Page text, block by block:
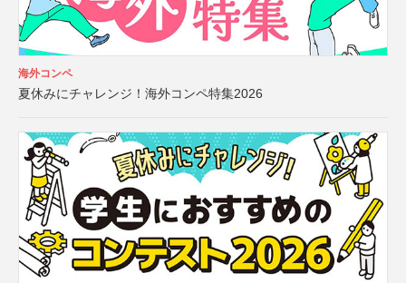
海外コンペ
夏休みにチャレンジ！海外コンペ特集2026